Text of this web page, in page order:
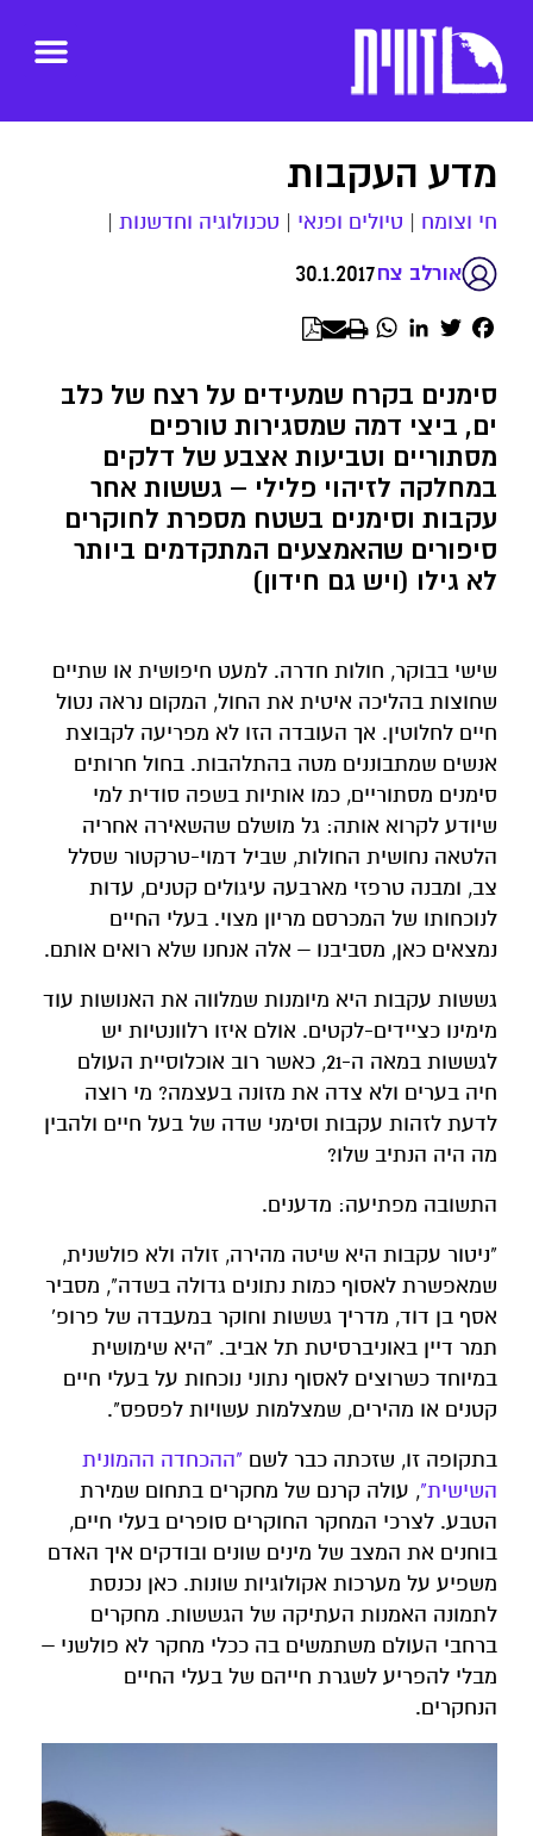
מדע העקבות
חי וצומח | טיולים ופנאי | טכנולוגיה וחדשנות |
אורלב צח30.1.2017
Facebook
Twitter
LinkedIn
WhatsApp
סימנים בקרח שמעידים על רצח של כלב
ים, ביצי דמה שמסגירות טורפים
מסתוריים וטביעות אצבע של דלקים
במחלקה לזיהוי פלילי – גששות אחר
עקבות וסימנים בשטח מספרת לחוקרים
סיפורים שהאמצעים המתקדמים ביותר
לא גילו (ויש גם חידון)
שישי בבוקר, חולות חדרה. למעט חיפושית או שתיים
שחוצות בהליכה איטית את החול, המקום נראה נטול
חיים לחלוטין. אך העובדה הזו לא מפריעה לקבוצת
אנשים שמתבוננים מטה בהתלהבות. בחול חרותים
סימנים מסתוריים, כמו אותיות בשפה סודית למי
שיודע לקרוא אותה: גל מושלם שהשאירה אחריה
הלטאה נחושית החולות, שביל דמוי-טרקטור שסלל
צב, ומבנה טרפזי מארבעה עיגולים קטנים, עדות
לנוכחותו של המכרסם מריון מצוי. בעלי החיים
נמצאים כאן, מסביבנו – אלה אנחנו שלא רואים אותם.
גששות עקבות היא מיומנות שמלווה את האנושות עוד
מימינו כציידים-לקטים. אולם איזו רלוונטיות יש
לגששות במאה ה-21, כאשר רוב אוכלוסיית העולם
חיה בערים ולא צדה את מזונה בעצמה? מי רוצה
לדעת לזהות עקבות וסימני שדה של בעל חיים ולהבין
מה היה הנתיב שלו?
התשובה מפתיעה: מדענים.
​"ניטור עקבות היא שיטה מהירה, זולה ולא פולשנית,
שמאפשרת לאסוף כמות נתונים גדולה בשדה", מסביר
אסף בן דוד, מדריך גששות וחוקר במעבדה של פרופ'
תמר דיין באוניברסיטת תל אביב. "היא שימושית
במיוחד כשרוצים לאסוף נתוני נוכחות על בעלי חיים
קטנים או מהירים, שמצלמות עשויות לפספס".
בתקופה זו, שזכתה כבר לשם "ההכחדה ההמונית
השישית", עולה קרנם של מחקרים בתחום שמירת
הטבע. לצרכי המחקר החוקרים סופרים בעלי חיים,
בוחנים את המצב של מינים שונים ובודקים איך האדם
משפיע על מערכות אקולוגיות שונות. כאן נכנסת
לתמונה האמנות העתיקה של הגששות. מחקרים
ברחבי העולם משתמשים בה ככלי מחקר לא פולשני –
מבלי להפריע לשגרת חייהם של בעלי החיים
הנחקרים.